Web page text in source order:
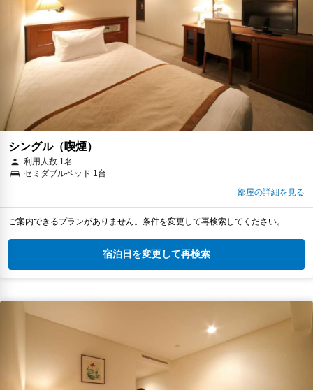
シングル（喫煙）
利用人数 1名
セミダブルベッド 1台
部屋の詳細を見る
ご案内できるプランがありません。条件を変更して再検索してください。
宿泊日を変更して再検索